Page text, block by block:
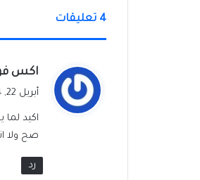
‫4 تعليقات
ق
اكس
أبريل 22, 2014 الساعة 5:31 مساءً
اكيد
صح ولا
رد